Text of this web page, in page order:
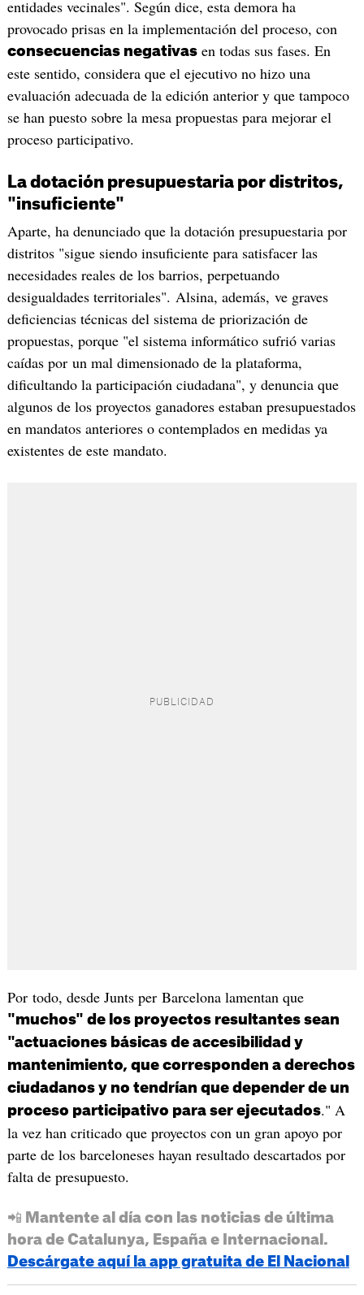
entidades vecinales". Según dice, esta demora ha
provocado prisas en la implementación del proceso, con
consecuencias negativasen todas sus fases. En
este sentido, considera que el ejecutivo no hizo una
evaluación adecuada de la edición anterior y que tampoco
se han puesto sobre la mesa propuestas para mejorar el
proceso participativo.
La dotación presupuestaria por distritos,
"insuficiente"
Aparte, ha denunciado que la dotación presupuestaria por
distritos "sigue siendo insuficiente para satisfacer las
necesidades reales de los barrios, perpetuando
desigualdades territoriales". Alsina, además, ve graves
deficiencias técnicas del sistema de priorización de
propuestas, porque "el sistema informático sufrió varias
caídas por un mal dimensionado de la plataforma,
dificultando la participación ciudadana", y denuncia que
algunos de los proyectos ganadores estaban presupuestados
en mandatos anteriores o contemplados en medidas ya
existentes de este mandato.
Por todo, desde Junts per Barcelona lamentan que
"muchos" de los proyectos resultantes sean
"actuaciones básicas de accesibilidad y
mantenimiento, que corresponden a derechos
ciudadanos y no tendrían que depender de un
proceso participativo para ser ejecutados." A
la vez han criticado que proyectos con un gran apoyo por
parte de los barceloneses hayan resultado descartados por
falta de presupuesto.
📲 Mantente al día con las noticias de última
hora de Catalunya, España e Internacional.
Descárgate aquí la app gratuita de El Nacional